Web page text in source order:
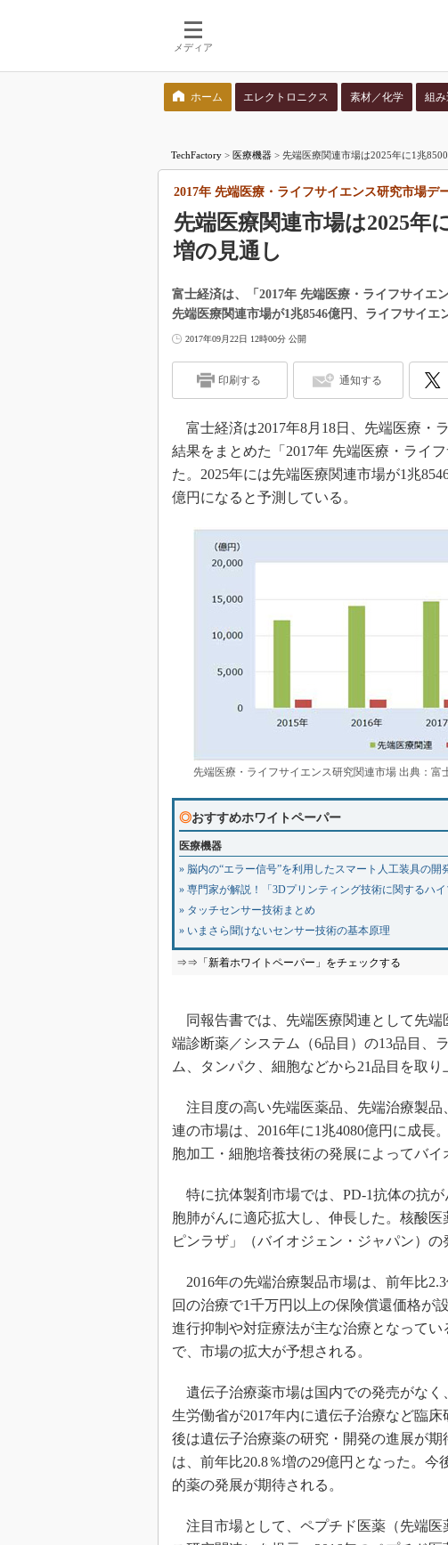
メディア
ホーム エレクトロニクス 素材／化学 組
TechFactory > 医療機器 > 先端医療関連市場は2025年に1兆
先端医療関連市場は2025年
増の見通し
2017年 先端医療・ライフサイエンス研究市場デ
富士経済は、「2017年 先端医療・ライフサイエ
先端医療関連市場が1兆8546億円、ライフサイエ
2017年09月22日 12時00分 公開
印刷する 通知する
富士経済は2017年8月18日、先端医療・
結果をまとめた「2017年 先端医療・ライ
た。2025年には先端医療関連市場が1兆
億円になると予測している。
先端医療・ライフサイエンス研究関連市場 出典：富
◎おすすめホワイトペーパー
医療機器
» 脳内の“エラー信号”を利用したスマート人工装具の開
» 専門家が解説！「3Dプリンティング技術に関するハイ
» タッチセンサー技術まとめ
» いまさら聞けないセンサー技術の基本原理
⇒⇒「新着ホワイトペーパー」をチェックする
同報告書では、先端医療関連として先端
端診断薬／システム（6品目）の13品目、
ム、タンパク、細胞などから21品目を取り
注目度の高い先端医薬品、先端治療製品
連の市場は、2016年に1兆4080億円に成長
胞加工・細胞培養技術の発展によってバイ
特に抗体製剤市場では、PD-1抗体の抗
胞肺がんに適応拡大し、伸長した。核酸
ピンラザ」（バイオジェン・ジャパン）
2016年の先端治療製品市場は、前年比
回の治療で1千万円以上の保険償還価格が
進行抑制や対症療法が主な治療となって
で、市場の拡大が予想される。
遺伝子治療薬市場は国内での発売がなく
生労働省が2017年内に遺伝子治療など臨
後は遺伝子治療薬の研究・開発の進展が
は、前年比20.8％増の29億円となった。
的薬の発展が期待される。
注目市場として、ペプチド医薬（先端医